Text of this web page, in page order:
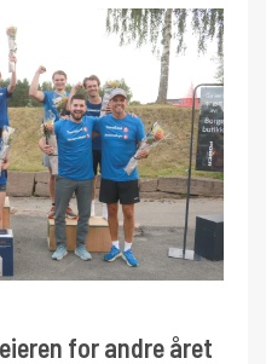
for andre året